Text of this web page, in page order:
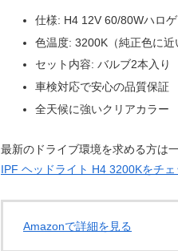
仕様: H4 12V 60/80Wハロ
色温度: 3200K（純正色に近
セット内容: バルブ2本入り
車検対応で安心の品質保証
全天候に強いクリアカラー
最新のドライブ環境を求める方は
IPF ヘッドライト H4 3200Kをチェ
Amazonで詳細を見る